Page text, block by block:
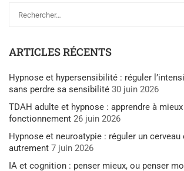
ARTICLES RÉCENTS
Hypnose et hypersensibilité : réguler
sans perdre sa sensibilité 30 juin 2026
TDAH adulte et hypnose : apprendre à
fonctionnement 26 juin 2026
Hypnose et neuroatypie : réguler un cerveau
autrement 7 juin 2026
IA et cognition : penser mieux, ou penser